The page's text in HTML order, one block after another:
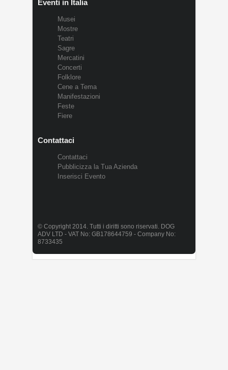
Eventi in Italia
Musei
Mostre
Teatri
Sagre
Mercatini
Concerti
Folklore
Cene a Tema
Manifestazioni
Feste
Fiere
Contattaci
Contattaci
Pubblicizza la Tua Azienda
Inserisci Evento
© Copyright 2014. Tutti i diritti sono riservati. DOG
ADV LTD - VAT No: GB178644759 - Company No:
8733435